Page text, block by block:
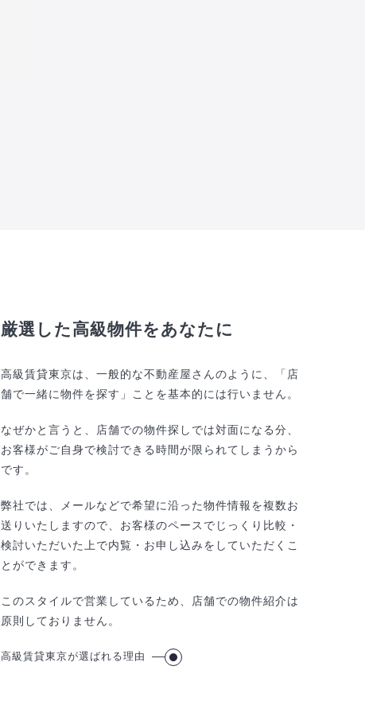
厳選した高級物件をあなたに
高級賃貸東京は、一般的な不動産屋さんのように、「店
舗で一緒に物件を探す」ことを基本的には行いません。
なぜかと言うと、店舗での物件探しでは対面になる分、
お客様がご自身で検討できる時間が限られてしまうから
です。
弊社では、メールなどで希望に沿った物件情報を複数お
送りいたしますので、お客様のペースでじっくり比較・
検討いただいた上で内覧・お申し込みをしていただくこ
とができます。
このスタイルで営業しているため、店舗での物件紹介は
原則しておりません。
高級賃貸東京が選ばれる理由